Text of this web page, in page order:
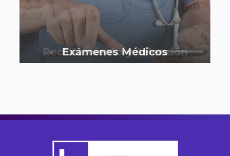
Reclutamiento y Selección
Exámenes Médicos